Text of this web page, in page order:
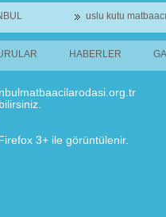
uslu kutu matbaacılık
HABERLER
3+ ile görüntülenir.